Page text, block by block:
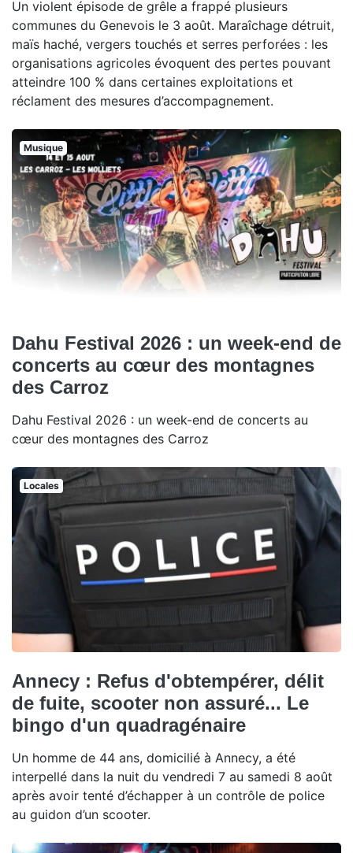
Un violent épisode de grêle a frappé plusieurs
communes du Genevois le 3 août. Maraîchage détruit,
maïs haché, vergers touchés et serres perforées : les
organisations agricoles évoquent des pertes pouvant
atteindre 100 % dans certaines exploitations et
réclament des mesures d’accompagnement.
Musique
Dahu Festival 2026 : un week-end de
concerts au cœur des montagnes
des Carroz
Dahu Festival 2026 : un week-end de concerts au
cœur des montagnes des Carroz
Locales
Annecy : Refus d'obtempérer, délit
de fuite, scooter non assuré... Le
bingo d'un quadragénaire
Un homme de 44 ans, domicilié à Annecy, a été
interpellé dans la nuit du vendredi 7 au samedi 8 août
après avoir tenté d’échapper à un contrôle de police
au guidon d’un scooter.